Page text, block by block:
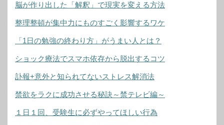
脳が作り出した「解釈」で現実を変える方法
整理整頓が集中力にものすごく影響するワケ
「1日の勉強の終わり方」がうまい人とは？
ショック療法でスマホ依存から脱出するコツ
訃報+意外と知られてないストレス解消法
禁欲をラクに成功させる秘訣～禁テレビ編～
１日１回、受験生に必ずやってほしい行為